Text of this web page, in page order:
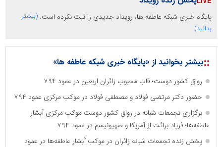
پایگاه خبری شبکه عاطفه ها، رویداد جدیدی را ثبت نکرده است. (بیشتر
بدانید)
::بیشتر بخوانید از «پایگاه خبری شبکه عاطفه ها»
رواق کشور دوست؛ قاب محبوب زائران اربعین در عمود ۷۹۴
حضور دکتر مرتضی فولاد و مصطفی فولاد در موکب مرکزی عمود ۷۹۴
برگزاری تجمعات شبانه در رواق کشور دوست موکب مرکزی آبشار
عاطفه‌ها؛ فریاد برائت از آمریکا و صهیونیسم در عمود ۷۹۴
پخش زنده تجمعات شبانه زائران در موکب آبشار عاطفه‌ها در عمود